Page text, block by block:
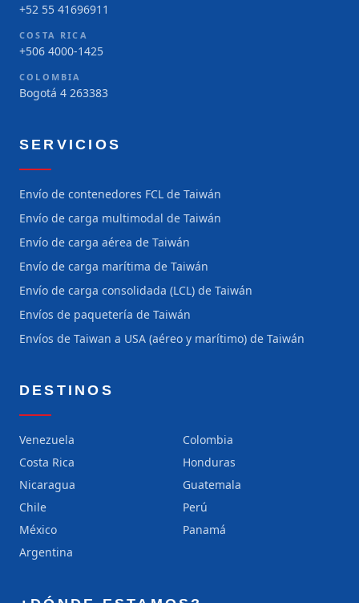
+52 55 41696911
COSTA RICA
+506 4000-1425
COLOMBIA
Bogotá 4 263383
SERVICIOS
Envío de contenedores FCL de Taiwán
Envío de carga multimodal de Taiwán
Envío de carga aérea de Taiwán
Envío de carga marítima de Taiwán
Envío de carga consolidada (LCL) de Taiwán
Envíos de paquetería de Taiwán
Envíos de Taiwan a USA (aéreo y marítimo) de Taiwán
DESTINOS
Venezuela
Colombia
Costa Rica
Honduras
Nicaragua
Guatemala
Chile
Perú
México
Panamá
Argentina